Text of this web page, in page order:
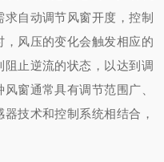
自动调节风窗开度，控制
风压的变化会触发相应的
止逆流的状态，以达到调
窗通常具有调节范围广、
技术和控制系统相结合，